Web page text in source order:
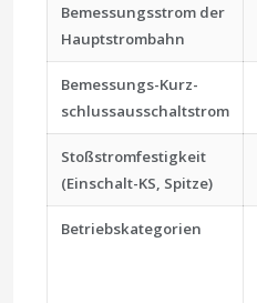
Bemessungsstrom der
Hauptstrombahn
Bemessungs-Kurz­
schlussausschaltstrom
Stoßstromfestigkeit
(Einschalt-KS, Spitze)
Betriebskategorien